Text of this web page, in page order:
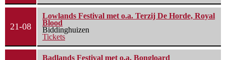
21-08
Lowlands Festival met o.a. Terzij De Horde, Royal
Blood
Biddinghuizen
Tickets
Badlands Festival met o.a. Bongloard